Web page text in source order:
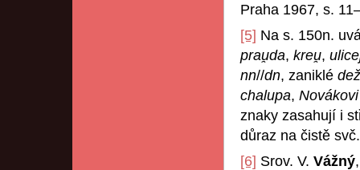
Praha 1967, s.
[5] Na s. 150n.
prau̯da, kreu̯,
nn//dn, zaniklé
chalupa,
znaky zasahují i
důraz na čistě
[6] Srov. V. Vážný